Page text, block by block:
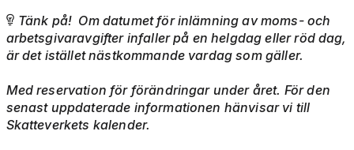
 Tänk på! Om datumet för inlämning av moms- och
arbetsgivaravgifter infaller på en helgdag eller röd dag,
är det istället nästkommande vardag som gäller.
Med reservation för förändringar under året. För den
senast uppdaterade informationen hänvisar vi till
Skatteverkets kalender.